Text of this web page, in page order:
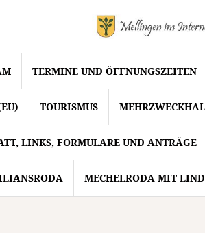
TERMINE UND ÖFFNUNGSZEITEN
TOURISMUS
LINKS, FORMULARE UND ANTRÄGE
MECHELRODA MIT